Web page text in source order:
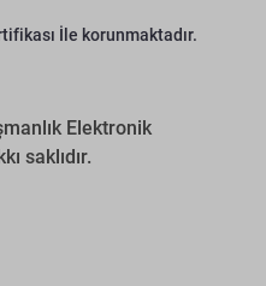
İle korunmaktadır.
Elektronik
saklıdır.